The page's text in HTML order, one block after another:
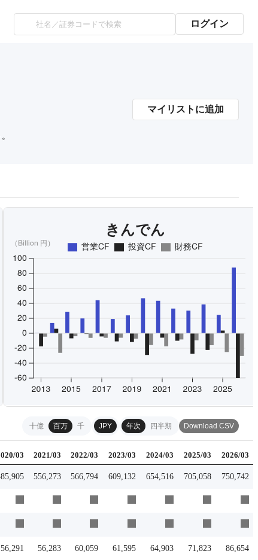
ログイン
マイリストに追加
十億 百万 千 JPY 年次 四半期 Download CSV
03 2021/03 2022/03 2023/03 2024/03 2025/03 2026/03
556,273 566,794 609,132 654,516 705,058 750,742
56,291 56,283 60,059 61,595 64,903 71,823 86,654